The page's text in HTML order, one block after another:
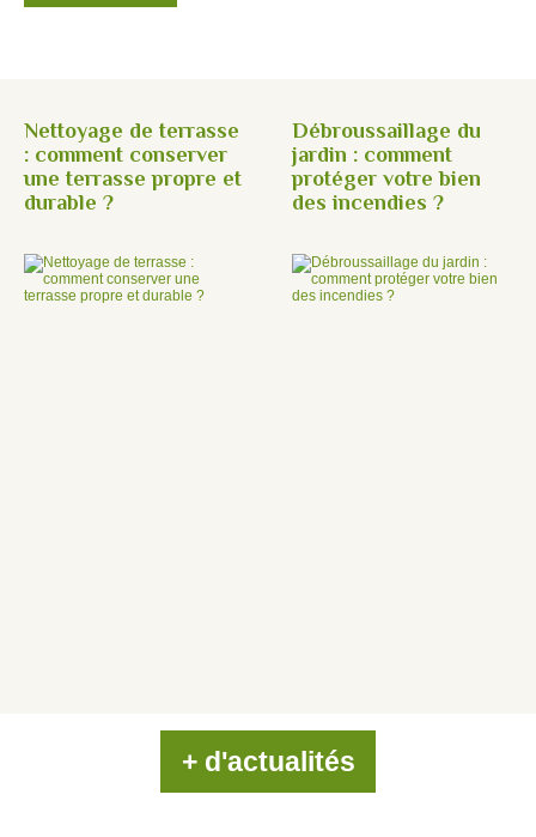
Nettoyage de terrasse
: comment conserver
une terrasse propre et
durable ?
Débroussaillage du
jardin : comment
protéger votre bien
des incendies ?
+ d'actualités